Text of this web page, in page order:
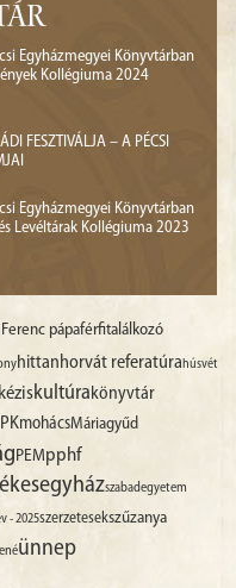
Egyházmegyei Könyvtárban
Kollégiuma 2024
FESZTIVÁLJA – A PÉCSI
Egyházmegyei Könyvtárban
Levéltárak Kollégiuma 2023
Ferenc pápaférfitalálkozó
hittanhorvát referatúrahúsvét
kultúra könyvtár
mohácsMáriagyűd
PEMpphf
szabadegyetem
- 2025szerzetesekszűzanya
ünnep